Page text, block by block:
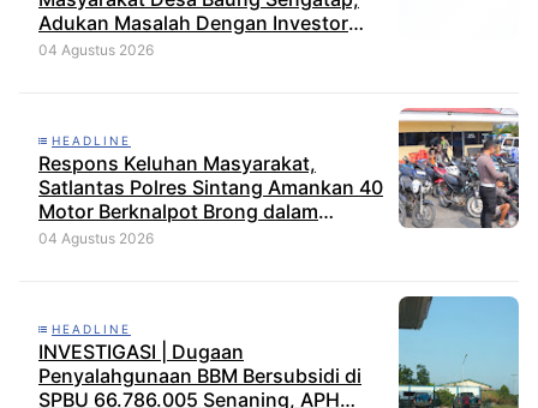
Adukan Masalah Dengan Investor
Perkebunan
04 Agustus 2026
HEADLINE
Respons Keluhan Masyarakat,
Satlantas Polres Sintang Amankan 40
Motor Berknalpot Brong dalam
Strong Point Pagi
04 Agustus 2026
HEADLINE
INVESTIGASI | Dugaan
Penyalahgunaan BBM Bersubsidi di
SPBU 66.786.005 Senaning, APH